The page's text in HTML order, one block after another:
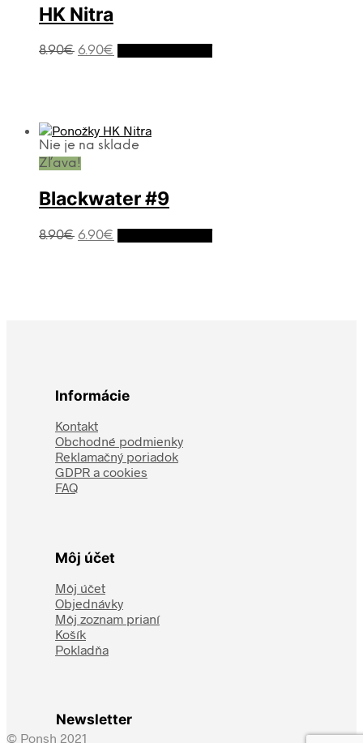
HK Nitra
8.90€ 6.90€
Nie je na sklade
Zľava!
Blackwater #9
8.90€ 6.90€
Informácie
Kontakt
Obchodné podmienky
Reklamačný poriadok
GDPR a cookies
FAQ
Môj účet
Môj účet
Objednávky
Môj zoznam prianí
Košík
Pokladňa
Newsletter
© Ponsh 2021